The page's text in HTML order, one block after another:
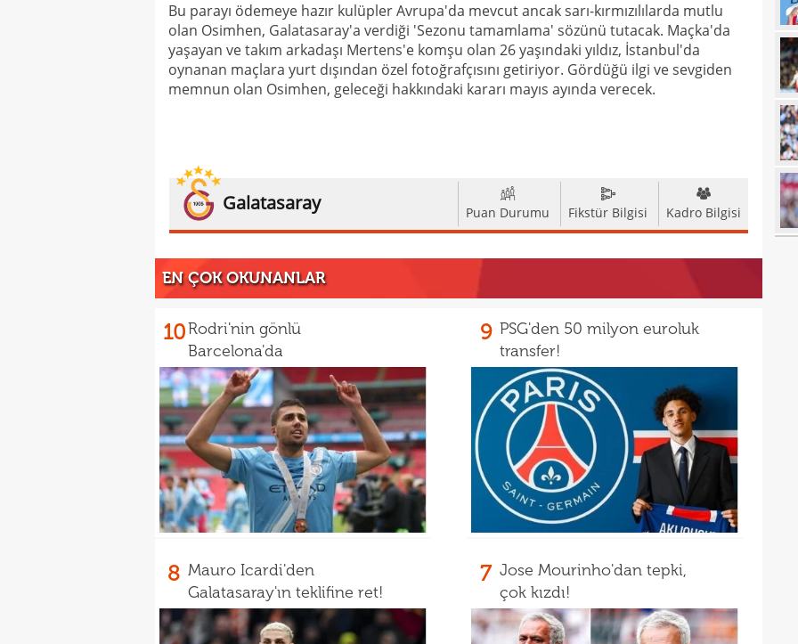
Bu parayı ödemeye hazır kulüpler Avrupa'da mevcut ancak sarı-kırmızılılarda mutlu
olan Osimhen, Galatasaray'a verdiği 'Sezonu tamamlama' sözünü tutacak. Maçka'da
yaşayan ve takım arkadaşı Mertens'e komşu olan 26 yaşındaki yıldız, İstanbul'da
oynanan maçlara yurt dışından özel fotoğrafçısını getiriyor. Gördüğü ilgi ve sevgiden
memnun olan Osimhen, geleceği hakkındaki kararı mayıs ayında verecek.
Galatasaray Puan Durumu Fikstür Bilgisi Kadro Bilgisi
EN ÇOK OKUNANLAR
10Rodri'nin gönlü
Barcelona'da
9 PSG'den 50 milyon euroluk
transfer!
8 Mauro Icardi'den
Galatasaray'ın teklifine ret!
7 Jose Mourinho'dan tepki,
çok kızdı!